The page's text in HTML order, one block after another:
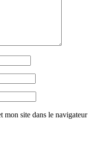
mon site dans le navigateur